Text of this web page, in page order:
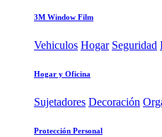
3M Window Film
Vehiculos Hogar Seguridad
Hogar y Oficina
Sujetadores Decoración
Protección Personal